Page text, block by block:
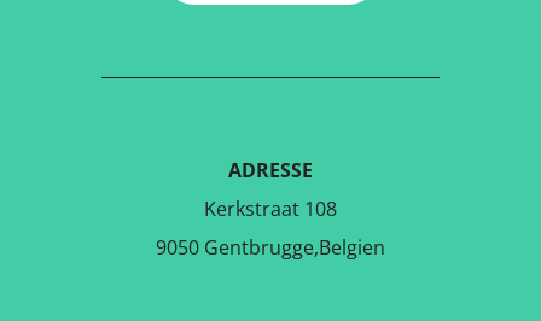
ADRESSE
Kerkstraat 108
9050 Gentbrugge,Belgien